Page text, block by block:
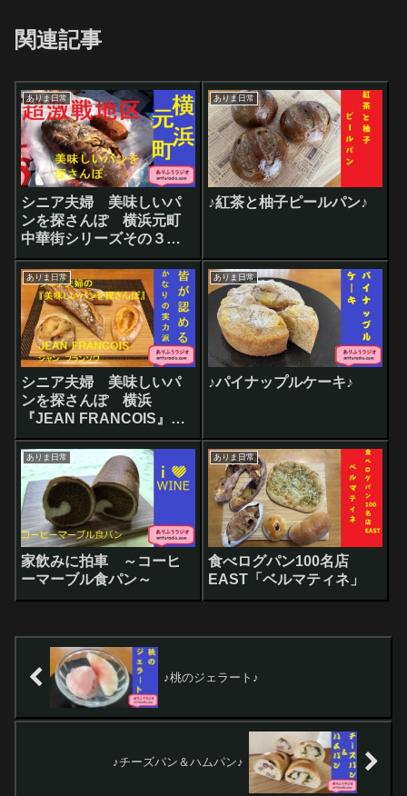
関連記事
ありま日常
シニア夫婦 美味しいパ
ンを探さんぽ 横浜元町
中華街シリーズその３
『ウチキパン』
ありま日常
♪紅茶と柚子ピールパン♪
ありま日常
シニア夫婦 美味しいパ
ンを探さんぽ 横浜
『JEAN FRANCOIS』ジ
ャン フランソワ
ありま日常
♪パイナップルケーキ♪
ありま日常
家飲みに拍車 ～コーヒ
ーマーブル食パン～
ありま日常
食べログパン100名店
EAST「ベルマティネ」
♪桃のジェラート♪
♪チーズパン＆ハムパン♪